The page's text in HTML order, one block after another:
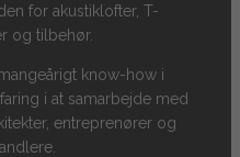
for akustiklofter, T-
og tilbehør.
know-how i
i at samarbejde med
entreprenører og